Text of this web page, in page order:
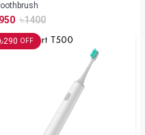
৳1400
৳290 OFF